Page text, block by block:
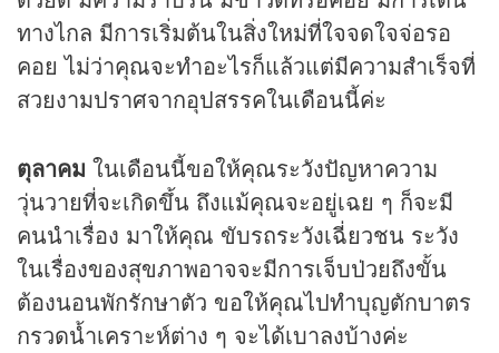
ทางไกล มีการเริ่มต้นในสิ่งใหม่ที่ใจจดใจจ่อรอ
คอย ไม่ว่าคุณจะทำอะไรก็แล้วแต่มีความสำเร็จที่
สวยงามปราศจากอุปสรรคในเดือนนี้ค่ะ
ตุลาคม ในเดือนนี้ขอให้คุณระวังปัญหาความ
วุ่นวายที่จะเกิดขึ้น ถึงแม้คุณจะอยู่เฉย ๆ ก็จะมี
คนนำเรื่อง มาให้คุณ ขับรถระวังเฉี่ยวชน ระวัง
ในเรื่องของสุขภาพอาจจะมีการเจ็บป่วยถึงขั้น
ต้องนอนพักรักษาตัว ขอให้คุณไปทำบุญตักบาตร
กรวดน้ำเคราะห์ต่าง ๆ จะได้เบาลงบ้างค่ะ